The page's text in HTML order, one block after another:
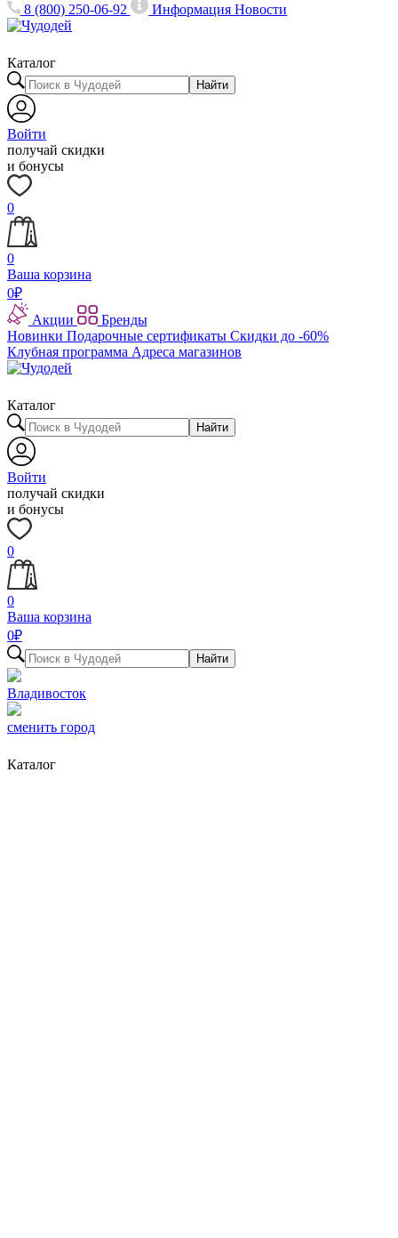
8 (800) 250-06-92
ИнформацияНовости
Каталог
Найти
Войти
получай скидки
и бонусы
0
0
Ваша корзина
0₽
Акции
Бренды
Новинки Подарочные сертификаты Скидки до -60%
Клубная программа Адреса магазинов
Каталог
Найти
Войти
получай скидки
и бонусы
0
0
Ваша корзина
0₽
Найти
Владивосток
сменить город
Каталог